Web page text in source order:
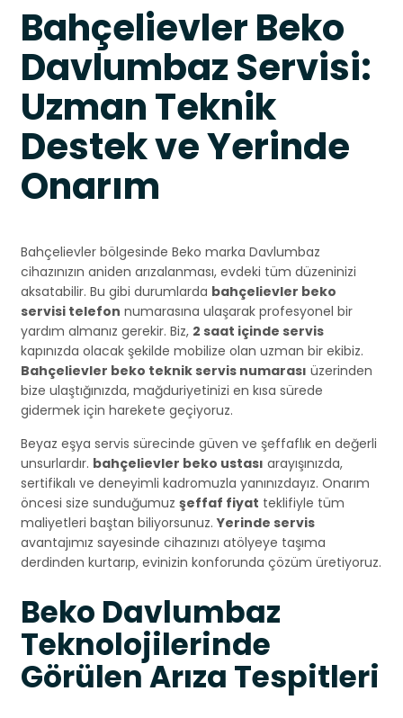
Bahçelievler Beko
Davlumbaz Servisi:
Uzman Teknik
Destek ve Yerinde
Onarım
Bahçelievler bölgesinde Beko marka Davlumbaz
cihazınızın aniden arızalanması, evdeki tüm düzeninizi
aksatabilir. Bu gibi durumlarda bahçelievler beko
servisi telefon numarasına ulaşarak profesyonel bir
yardım almanız gerekir. Biz, 2 saat içinde servis
kapınızda olacak şekilde mobilize olan uzman bir ekibiz.
Bahçelievler beko teknik servis numarası üzerinden
bize ulaştığınızda, mağduriyetinizi en kısa sürede
gidermek için harekete geçiyoruz.
Beyaz eşya servis sürecinde güven ve şeffaflık en değerli
unsurlardır. bahçelievler beko ustası arayışınızda,
sertifikalı ve deneyimli kadromuzla yanınızdayız. Onarım
öncesi size sunduğumuz şeffaf fiyat teklifiyle tüm
maliyetleri baştan biliyorsunuz.Yerinde servis
avantajımız sayesinde cihazınızı atölyeye taşıma
derdinden kurtarıp, evinizin konforunda çözüm üretiyoruz.
Beko Davlumbaz
Teknolojilerinde
Görülen Arıza Tespitleri